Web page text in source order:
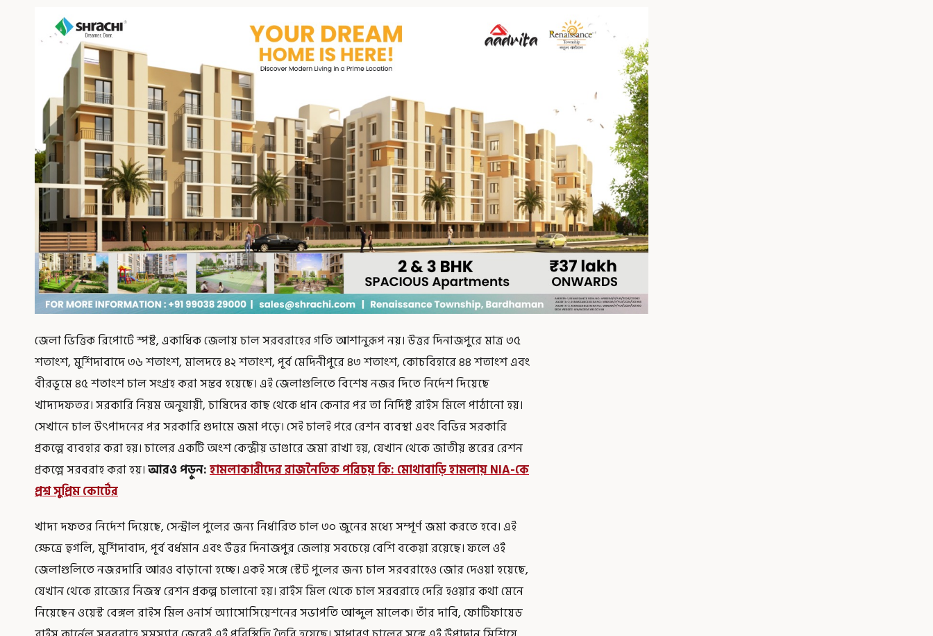
জেলা ভিত্তিক রিপোর্টে স্পষ্ট, একাধিক জেলায় চাল সরবরাহের গতি আশানুরূপ নয়। উত্তর দিনাজপুরে মাত্র ৩৫
শতাংশ, মুর্শিদাবাদে ৩৬ শতাংশ, মালদহে ৪২ শতাংশ, পূর্ব মেদিনীপুরে ৪৩ শতাংশ, কোচবিহারে ৪৪ শতাংশ এবং
বীরভূমে ৪৫ শতাংশ চাল সংগ্রহ করা সম্ভব হয়েছে। এই জেলাগুলিতে বিশেষ নজর দিতে নির্দেশ দিয়েছে
খাদ্যদফতর। সরকারি নিয়ম অনুযায়ী, চাষিদের কাছ থেকে ধান কেনার পর তা নির্দিষ্ট রাইস মিলে পাঠানো হয়।
সেখানে চাল উৎপাদনের পর সরকারি গুদামে জমা পড়ে। সেই চালই পরে রেশন ব্যবস্থা এবং বিভিন্ন সরকারি
প্রকল্পে ব্যবহার করা হয়। চালের একটি অংশ কেন্দ্রীয় ভাণ্ডারে জমা রাখা হয়, যেখান থেকে জাতীয় স্তরের রেশন
প্রকল্পে সরবরাহ করা হয়।আরও পড়ুন:হামলাকারীদের রাজনৈতিক পরিচয় কি: মোথাবাড়ি হামলায় NIA-কে
প্রশ্ন সুপ্রিম কোর্টের
খাদ্য দফতর নির্দেশ দিয়েছে, সেন্ট্রাল পুলের জন্য নির্ধারিত চাল ৩০ জুনের মধ্যে সম্পূর্ণ জমা করতে হবে। এই
ক্ষেত্রে হুগলি, মুর্শিদাবাদ, পূর্ব বর্ধমান এবং উত্তর দিনাজপুর জেলায় সবচেয়ে বেশি বকেয়া রয়েছে। ফলে ওই
জেলাগুলিতে নজরদারি আরও বাড়ানো হচ্ছে। একই সঙ্গে স্টেট পুলের জন্য চাল সরবরাহেও জোর দেওয়া হয়েছে,
যেখান থেকে রাজ্যের নিজস্ব রেশন প্রকল্প চালানো হয়। রাইস মিল থেকে চাল সরবরাহে দেরি হওয়ার কথা মেনে
নিয়েছেন ওয়েস্ট বেঙ্গল রাইস মিল ওনার্স অ্যাসোসিয়েশনের সভাপতি আব্দুল মালেক। তাঁর দাবি, ফোর্টিফায়েড